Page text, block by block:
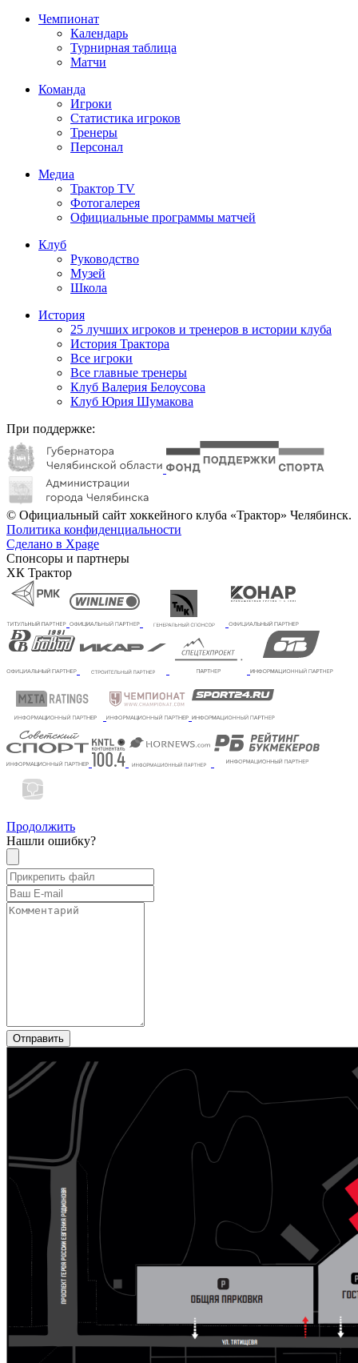
Чемпионат
Календарь
Турнирная таблица
Матчи
Команда
Игроки
Статистика игроков
Тренеры
Персонал
Медиа
Трактор TV
Фотогалерея
Официальные программы матчей
Клуб
Руководство
Музей
Школа
История
25 лучших игроков и тренеров в истории клуба
История Трактора
Все игроки
Все главные тренеры
Клуб Валерия Белоусова
Клуб Юрия Шумакова
При поддержке:
© Официальный сайт хоккейного клуба «Трактор» Челябинск.
Политика конфиденциальности
Сделано в Xpage
Спонсоры и партнеры
ХК Трактор
Продолжить
Нашли ошибку?